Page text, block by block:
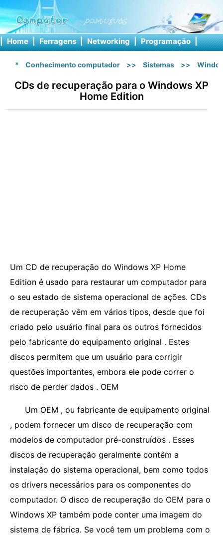
| Home | Ferragens | Networking | Programação |
* Conhecimento computador >> Sistemas >>
CDs de recuperação para o Windows XP
Home Edition
Um CD de recuperação do Windows XP Home
Edition é usado para restaurar um computador para
o seu estado de sistema operacional de ações. CDs
de recuperação vêm em vários tipos, desde que foi
criado pelo usuário final para os outros fornecidos
pelo fabricante do equipamento original . Estes
discos permitem que um usuário para corrigir
questões importantes, embora ele pode correr o
risco de perder dados . OEM
Um OEM , ou fabricante de equipamento original
, podem fornecer um disco de recuperação com
modelos de computador pré-construídos . Esses
discos de recuperação geralmente contêm a
instalação do sistema operacional, bem como todos
os drivers necessários para os componentes do
computador. O disco de recuperação do OEM para o
Windows XP também pode conter uma imagem do
sistema de fábrica. Se você tem um problema com o